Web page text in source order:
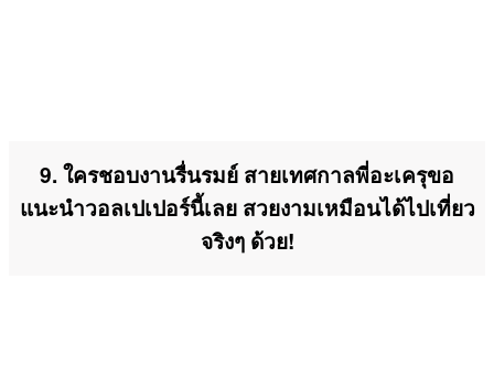
9. ใครชอบงานรื่นรมย์ สายเทศกาลพี่อะเครุขอ
แนะนำวอลเปเปอร์นี้เลย สวยงามเหมือนได้ไปเที่ยว
จริงๆ ด้วย!